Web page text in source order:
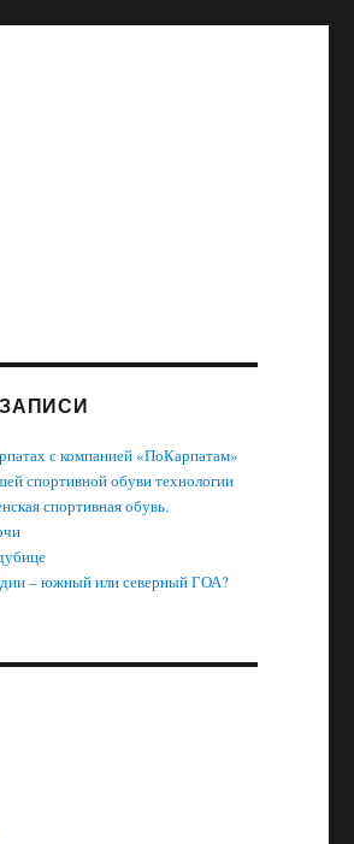
с компанией «ПоКарпатам»
спортивной обуви технологии
спортивная обувь.
– южный или северный ГОА?